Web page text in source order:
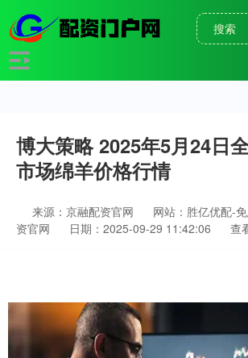
博大策略 2025年5月24日
市场绵羊价格行情
来源：京融配资官网
网站：胜亿优配-
资官网
日期：2025-09-29 11:42:06 查